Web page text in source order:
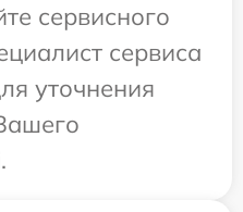
сервисного
сервиса
уточнения